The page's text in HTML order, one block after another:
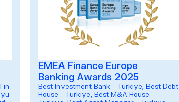
in
EMEA Finance Europe
Banking Awards 2025
Best Investment Bank - Türkiye, Best Debt
House - Türkiye, Best M&A House -